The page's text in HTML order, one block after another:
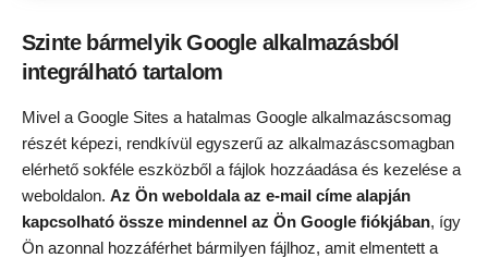
Szinte bármelyik Google alkalmazásból
integrálható tartalom
Mivel a Google Sites a hatalmas Google alkalmazáscsomag
részét képezi, rendkívül egyszerű az alkalmazáscsomagban
elérhető sokféle eszközből a fájlok hozzáadása és kezelése a
weboldalon. Az Ön weboldala az e-mail címe alapján
kapcsolható össze mindennel az Ön Google fiókjában, így
Ön azonnal hozzáférhet bármilyen fájlhoz, amit elmentett a